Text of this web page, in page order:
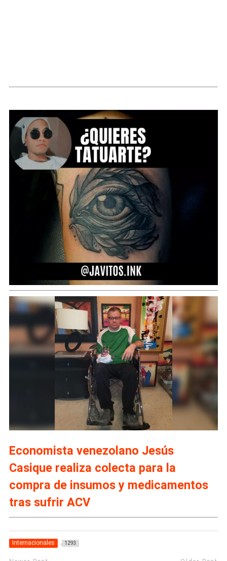
Economista venezolano Jesús
Casique realiza colecta para la
compra de insumos y medicamentos
tras sufrir ACV
Internacionales 1293